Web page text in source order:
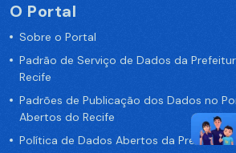
O Portal
Sobre o Portal
Padrão de Serviço de Dados da
Recife
Padrões de Publicação dos Dados no
Abertos do Recife
Política de Dados Abertos da Prefeitura